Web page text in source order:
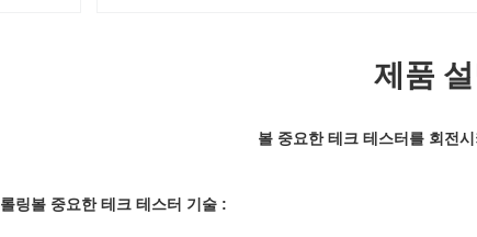
제품
볼 중요한 테크 테스터를 회전
롤링볼 중요한 테크 테스터 기술 :